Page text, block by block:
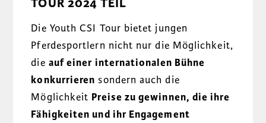
TOUR 2024 TEIL
Die Youth CSI Tour bietet jungen
Pferdesportlern nicht nur die Möglichkeit,
die auf einer internationalen Bühne
konkurrieren sondern auch die
Möglichkeit Preise zu gewinnen, die ihre
Fähigkeiten und ihr Engagement